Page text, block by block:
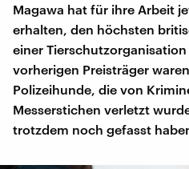
Magawa hat für ihre Arbeit
erhalten, den höchsten
einer
vorherigen Preisträger
Polizeihunde, die von
Messerstichen verletzt
trotzdem noch gefasst